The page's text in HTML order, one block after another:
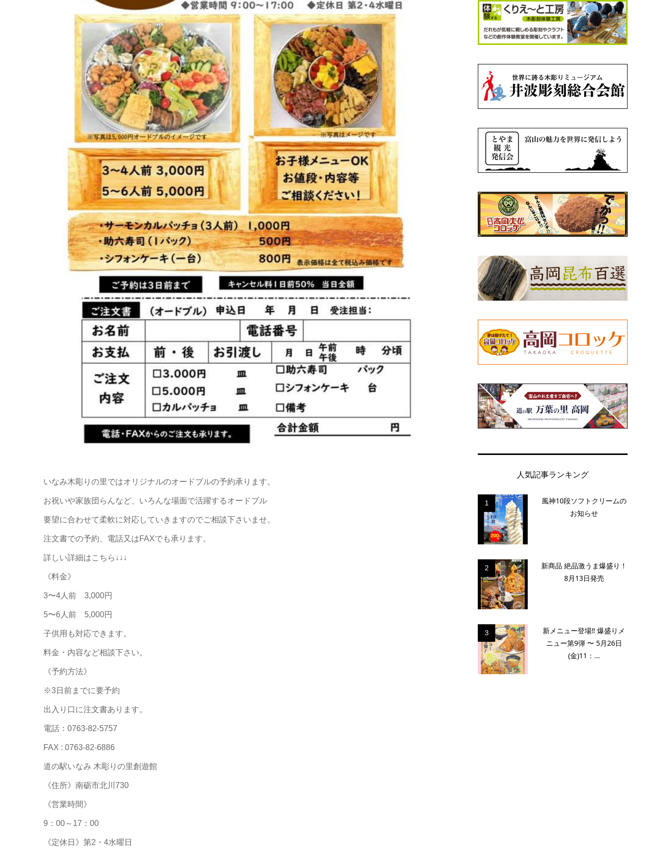
いなみ木彫りの里ではオリジナルのオードブルの予約承ります。
お祝いや家族団らんなど、いろんな場面で活躍するオードブル
要望に合わせて柔軟に対応していきますのでご相談下さいませ。
注文書での予約、電話又はFAXでも承ります。
詳しい詳細はこちら↓↓↓
《料金》
3〜4人前 3,000円
5〜6人前 5,000円
子供用も対応できます。
料金・内容など相談下さい。
《予約方法》
※3日前までに要予約
出入り口に注文書あります。
電話：0763-82-5757
FAX : 0763-82-6886
道の駅いなみ 木彫りの里創遊館
《住所》南砺市北川730
《営業時間》
9：00～17：00
《定休日》第2・4水曜日
人気記事ランキング
1
風神10段ソフトクリームの
お知らせ
2
新商品 絶品激うま爆盛り！
8月13日発売
3
新メニュー登場‼️ 爆盛りメ
ニュー第9弾 〜 5月26日
(金)11：...